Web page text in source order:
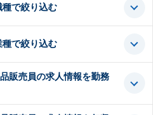
で絞り込む
で絞り込む
販売員の求人情報を勤務